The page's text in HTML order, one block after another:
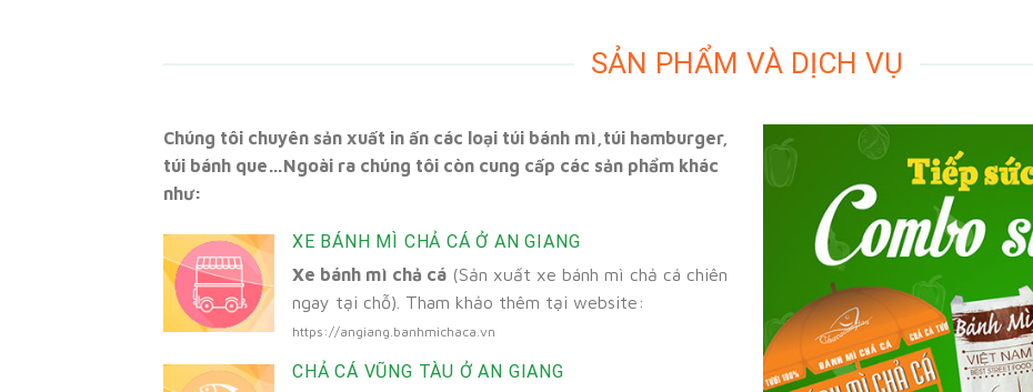
SẢN PHẨM VÀ DỊCH VỤ
Chúng tôi chuyên sản xuất in ấn các loại túi bánh mì,túi hamburger,
túi bánh que…Ngoài ra chúng tôi còn cung cấp các sản phẩm khác
như:
XE BÁNH MÌ CHẢ CÁ Ở AN GIANG
Xe bánh mì chả cá (Sản xuất xe bánh mì chả cá chiên
ngay tại chỗ). Tham khảo thêm tại website:
https://angiang.banhmichaca.vn
CHẢ CÁ VŨNG TÀU Ở AN GIANG